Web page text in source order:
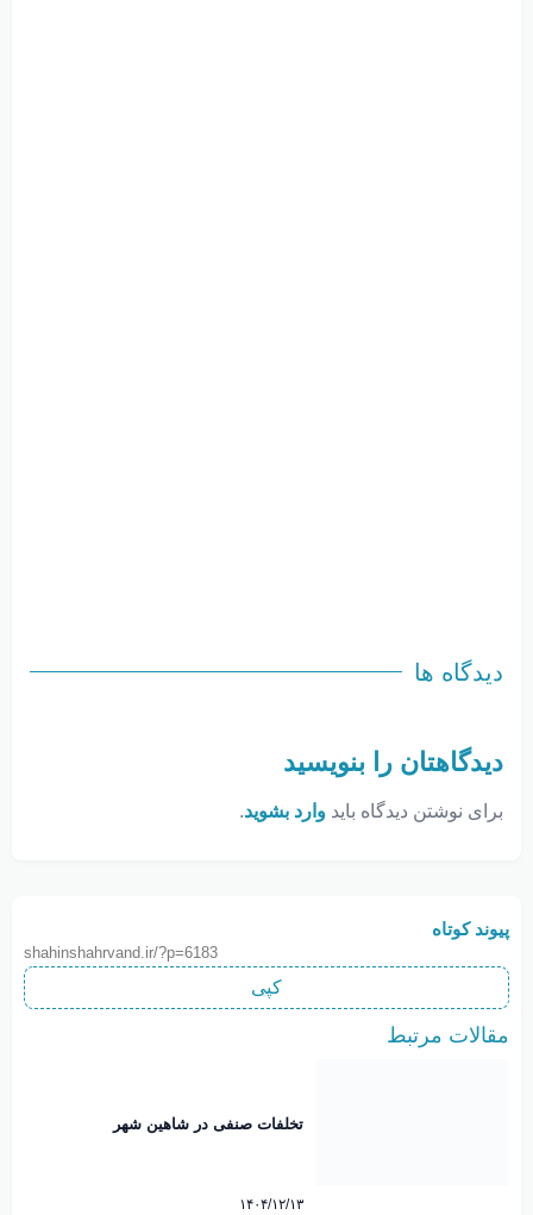
دیدگاه ها
دیدگاهتان را بنویسید
برای نوشتن دیدگاه باید وارد بشوید.
پیوند کوتاه
shahinshahrvand.ir/?p=6183
کپی
مقالات مرتبط
تخلفات صنفی در شاهین شهر
۱۴۰۴/۱۲/۱۳